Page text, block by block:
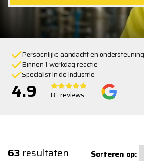
Persoonlijke aandacht en ondersteuning
Binnen 1 werkdag reactie
Specialist in de industrie
4.9 83 reviews
63 resultaten Sorteren op: